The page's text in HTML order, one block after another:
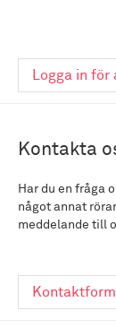
Logga in
Kontakta
Har du en fråga
något annat
meddelande till